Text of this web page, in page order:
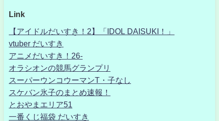
Link
【アイドルだいすき！2】「IDOL DAISUKI！」
vtuber だいすき
アニメだいすき！26-
オラシオンの競馬グランプリ
スーパーウンコウーマンT・子なし
スケバン氷子のまとめ速報！
とおやまエリア51
一番くじ福袋 だいすき